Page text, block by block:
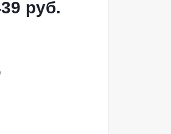
руб.